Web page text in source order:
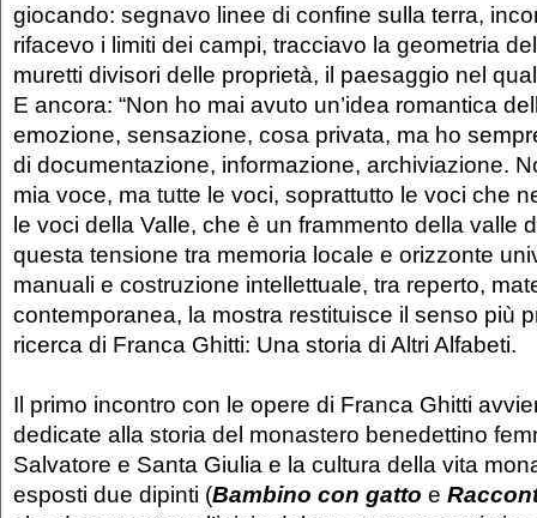
giocando: segnavo linee di confine sulla terra,
rifacevo i limiti dei campi, tracciavo la geometria
muretti divisori delle proprietà, il paesaggio nel
E ancora: “Non ho mai avuto un’idea romantica
emozione, sensazione, cosa privata, ma ho
di documentazione, informazione, archiviazione.
mia voce, ma tutte le voci, soprattutto le voci che
le voci della Valle, che è un frammento della valle
questa tensione tra memoria locale e orizzonte
manuali e costruzione intellettuale, tra reperto,
contemporanea, la mostra restituisce il senso più
ricerca di Franca Ghitti: Una storia di Altri Alfabeti.
Il primo incontro con le opere di Franca Ghitti
dedicate alla storia del monastero benedettino
Salvatore e Santa Giulia e la cultura della vita
esposti due dipinti (Bambino con gatto e